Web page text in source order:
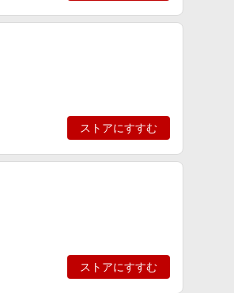
ストアにすすむ
ストアにすすむ